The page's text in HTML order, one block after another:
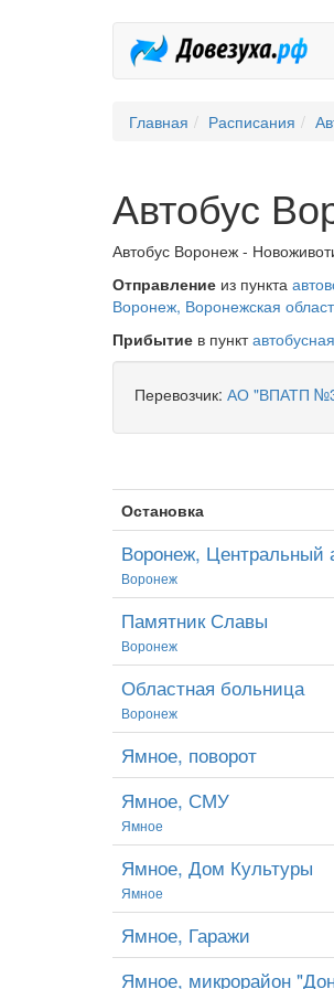
Главная Расписания
Автобус
Автобус Воронеж -
Отправление из пункта
Воронеж, Воронежская
Прибытие в пункт
Перевозчик: АО "ВПАТП
Остановка
Воронеж, Центральный
Воронеж
Памятник Славы
Воронеж
Областная больница
Воронеж
Ямное, поворот
Ямное, СМУ
Ямное
Ямное, Дом Культуры
Ямное
Ямное, Гаражи
Ямное, микрорайон